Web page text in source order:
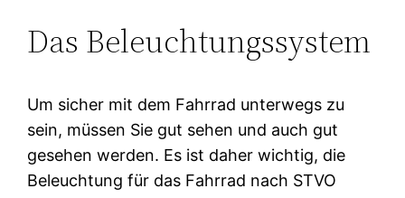
Das Beleuchtungssystem
Um sicher mit dem Fahrrad unterwegs zu
sein, müssen Sie gut sehen und auch gut
gesehen werden. Es ist daher wichtig, die
Beleuchtung für das Fahrrad nach STVO